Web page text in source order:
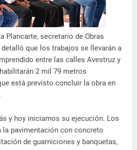
Plancarte, secretario de Obras
que los trabajos se llevarán a
entre las calles Avestruz y
2 mil 79 metros
está previsto concluir la obra en
y hoy iniciamos su ejecución. Los
pavimentación con concreto
de guarniciones y banquetas,